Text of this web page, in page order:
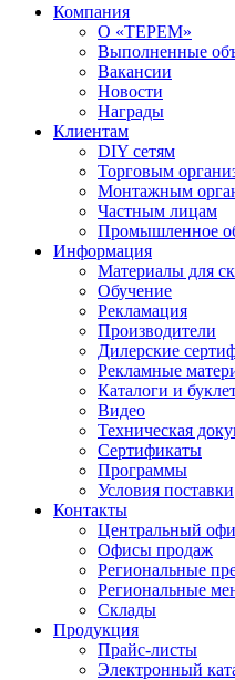
Компания
О «ТЕРЕМ»
Выполненные
Вакансии
Новости
Награды
Клиентам
DIY сетям
Торговым
Монтажным
Частным лицам
Промышленное
Информация
Материалы для
Обучение
Рекламация
Производители
Дилерские
Рекламные
Каталоги и
Видео
Техническая
Сертификаты
Программы
Условия поставки
Контакты
Центральный
Офисы продаж
Региональные
Региональные
Склады
Продукция
Прайс-листы
Электронный